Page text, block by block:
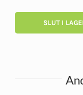
SLUT I